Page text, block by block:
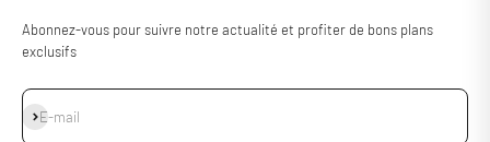
Abonnez-vous pour suivre notre actualité et profiter de bons plans
exclusifs
E-mail
S'inscrire